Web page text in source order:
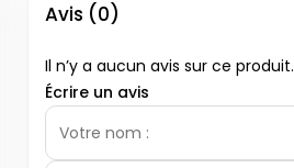
Avis (0)
Il n’y a aucun avis sur ce produit.
Écrire un avis